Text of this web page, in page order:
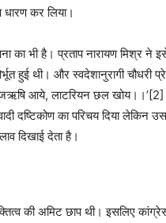
कर लिया।
भी है। प्रताप नारायण मिश्र ने इसे
हुई थी। और स्वदेशानुरागी चौधरी
आये, लाटरियन छल खोय।।’[2]
का परिचय दिया लेकिन
दिखाई देता है।
की अमिट छाप थी। इसलिए कांग्रेस